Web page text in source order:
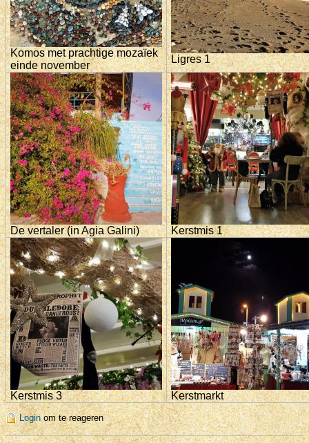
Komos met prachtige mozaïek
einde november
Ligres 1
De vertaler (in Agia Galini) Kerstmis 1
Kerstmis 3 Kerstmarkt
Loginom te reageren